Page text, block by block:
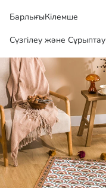
БарлығыКілемше
Сүзгілеу және Сұрыптау